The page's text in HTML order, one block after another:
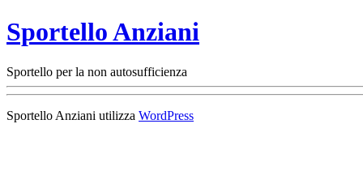
Sportello Anziani
Sportello per la non autosufficienza
Sportello Anziani utilizza WordPress